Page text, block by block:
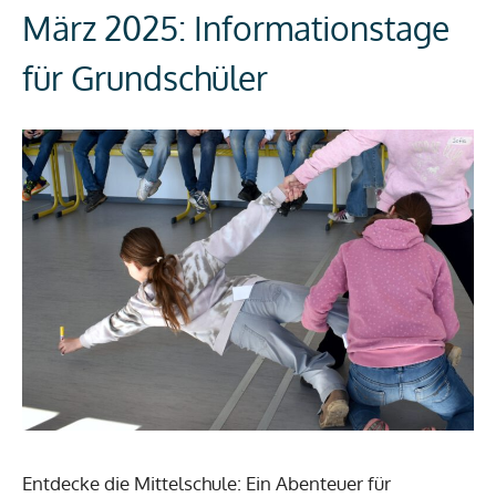
März 2025: Informationstage
für Grundschüler
Entdecke die Mittelschule: Ein Abenteuer für